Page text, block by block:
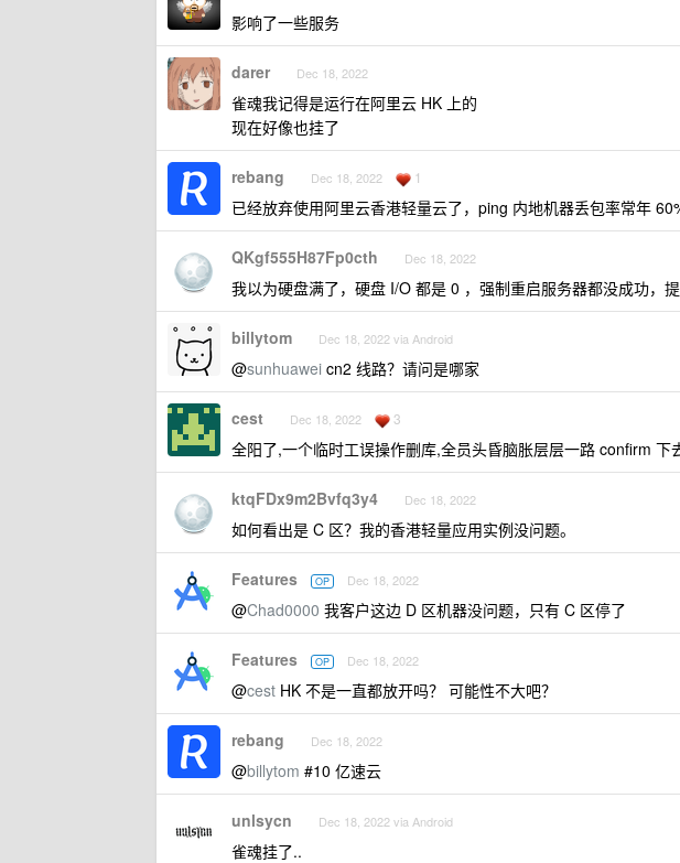
影响了一些服务
darer Dec 18, 2022
雀魂我记得是运行在阿里云 HK 上的
现在好像也挂了
rebang Dec 18, 2022 1
已经放弃使用阿里云香港轻量云了，ping 内地机器丢包率常年
QKgf555H87Fp0cth Dec 18, 2022
我以为硬盘满了，硬盘 I/O 都是 0 ，强制重启服务器都没成功，
billytom Dec 18, 2022 via Android
@sunhuawei cn2 线路？请问是哪家
cest Dec 18, 2022 3
全阳了,一个临时工误操作删库,全员头昏脑胀层层一路 confirm 下
ktqFDx9m2Bvfq3y4 Dec 18, 2022
如何看出是 C 区？我的香港轻量应用实例没问题。
Features OP Dec 18, 2022
@Chad0000 我客户这边 D 区机器没问题，只有 C 区停了
Features OP Dec 18, 2022
@cest HK 不是一直都放开吗？ 可能性不大吧？
rebang Dec 18, 2022
@billytom #10 亿速云
unlsycn Dec 18, 2022 via Android
雀魂挂了..